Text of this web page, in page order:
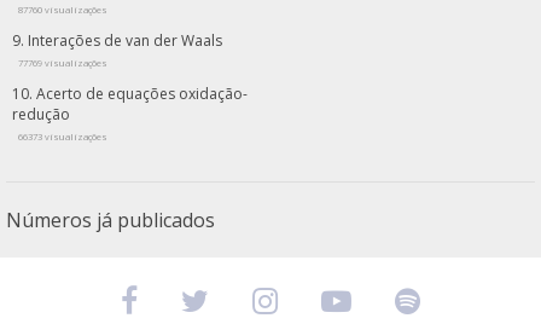
87760 visualizações
Interações de van der Waals
77769 visualizações
Acerto de equações oxidação-
redução
66373 visualizações
Números já publicados